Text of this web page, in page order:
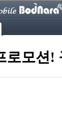
로모션!